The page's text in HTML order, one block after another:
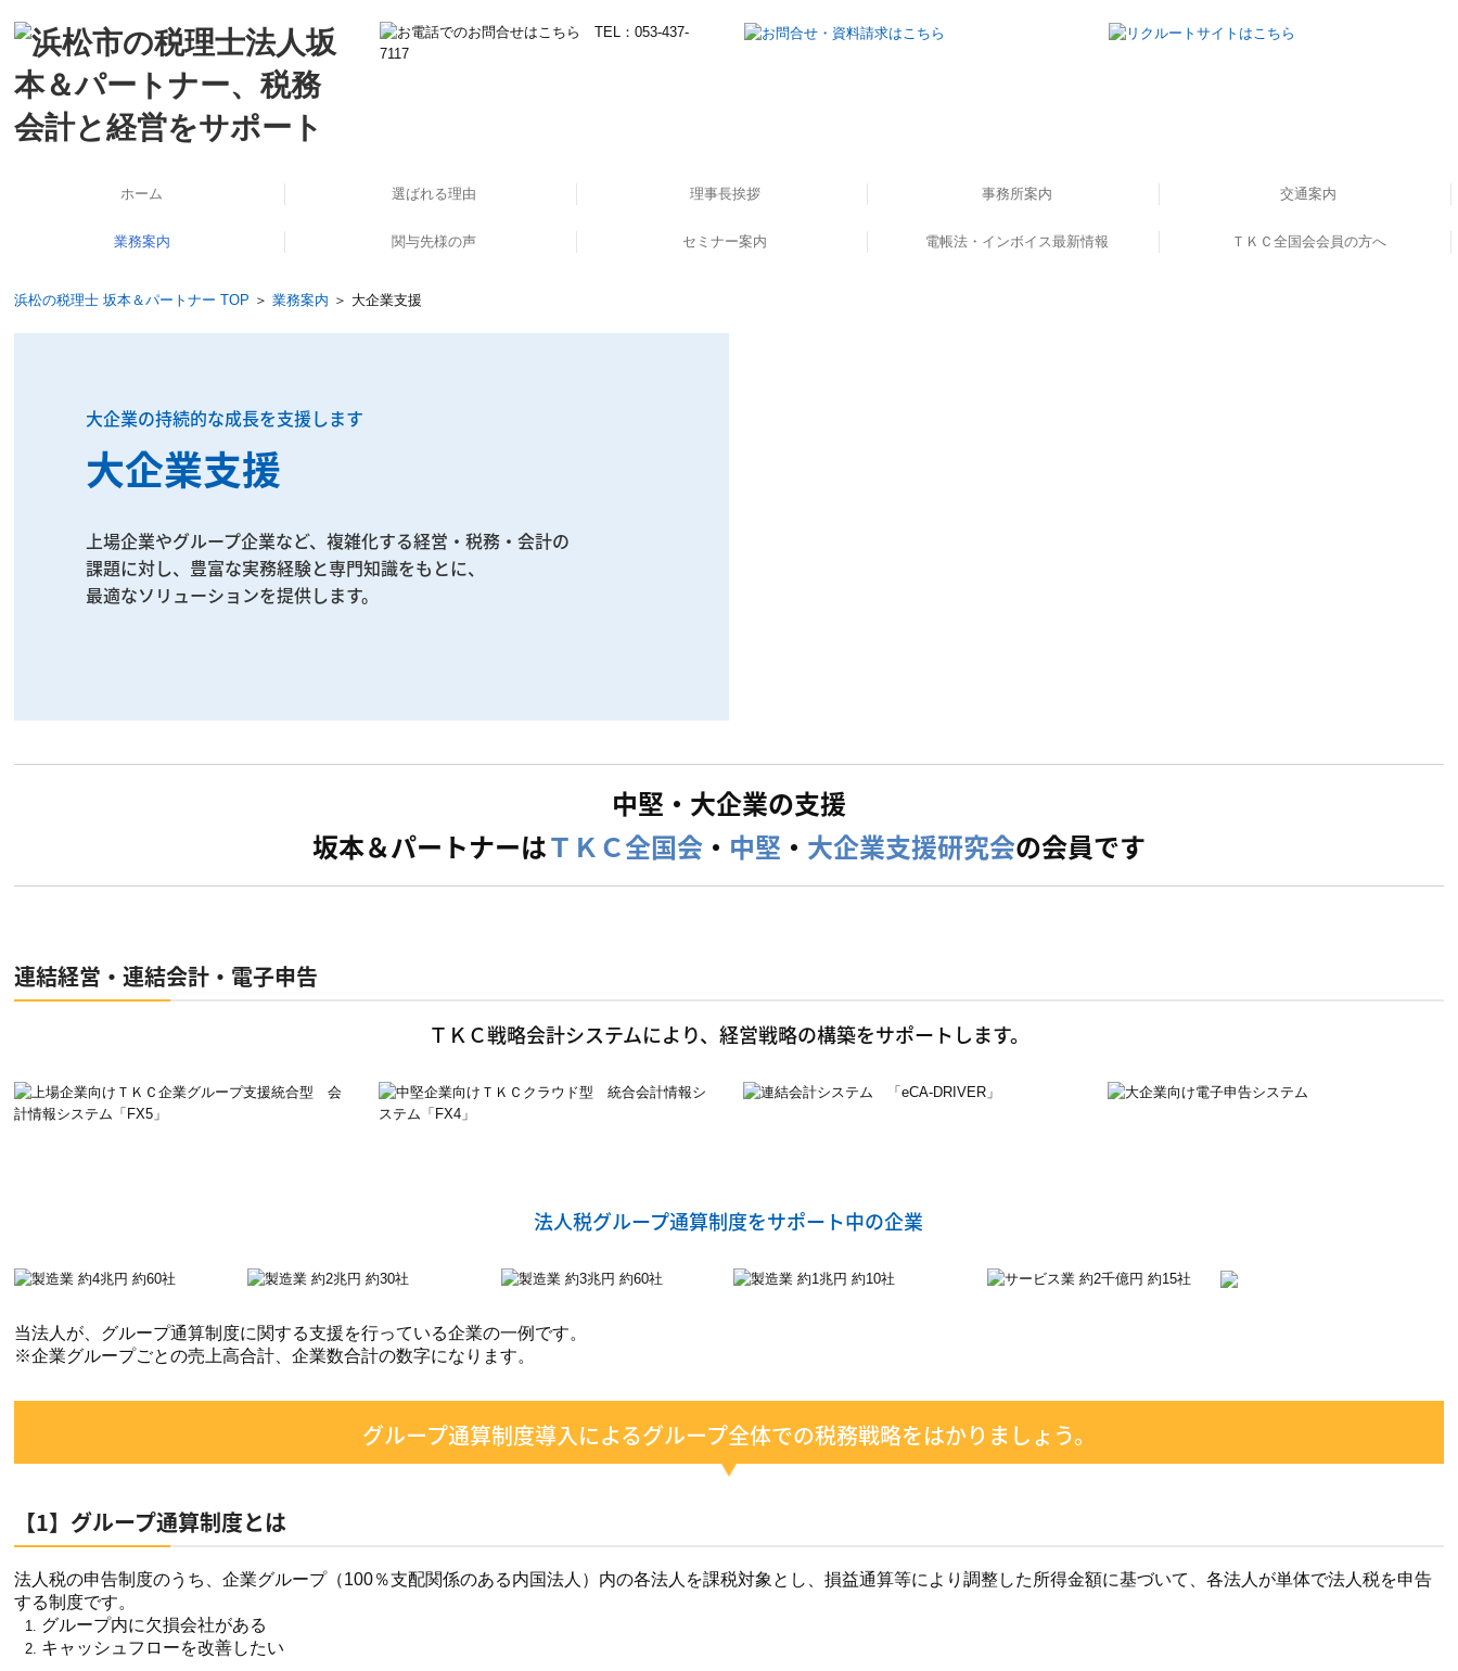
ホーム 選ばれる理由 理事長挨拶
所長挨拶
経営理念
職員紹介
事務所案内
事務所概要
書籍のご案内
交通案内
業務案内
法人の会計と税務
海外展開支援
事業承継支援
大企業支援
企業再生支援
個人の会計と税務
相続対策
医業経営支援
公益法人・社会福祉法人支援
起業家支援・開業支援
労務支援
関与先様の声
訪問インタビュー①
経営計画策定しました！
ＴＫＣシステム使ってます！
セミナー案内 電帳法・インボイス最新情報 ＴＫＣ全国会会員の方へ
浜松の税理士 坂本＆パートナー TOP ＞業務案内 ＞ 大企業支援
上場企業やグループ企業など、複雑化する経営・税務・会計の
課題に対し、豊富な実務経験と専門知識をもとに、
中堅・大企業の支援
坂本＆パートナーはＴＫＣ全国会・ 中堅 ・ 大企業支援研究会の会員です
連結経営・連結会計・電子申告
ＴＫＣ戦略会計システムにより、経営戦略の構築をサポートします。
法人税グループ通算制度をサポート中の企業
当法人が、グループ通算制度に関する支援を行っている企業の一例です。
※企業グループごとの売上高合計、企業数合計の数字になります。
グループ通算制度導入によるグループ全体での税務戦略をはかりましょう。
【1】グループ通算制度とは
法人税の申告制度のうち、企業グループ（100％支配関係のある内国法人）内の各法人を課税対象とし、損益通算等により調整した所得金額に基づいて、各法人が単体で法人税を申告
する制度です。
グループ内に欠損会社がある
キャッシュフローを改善したい